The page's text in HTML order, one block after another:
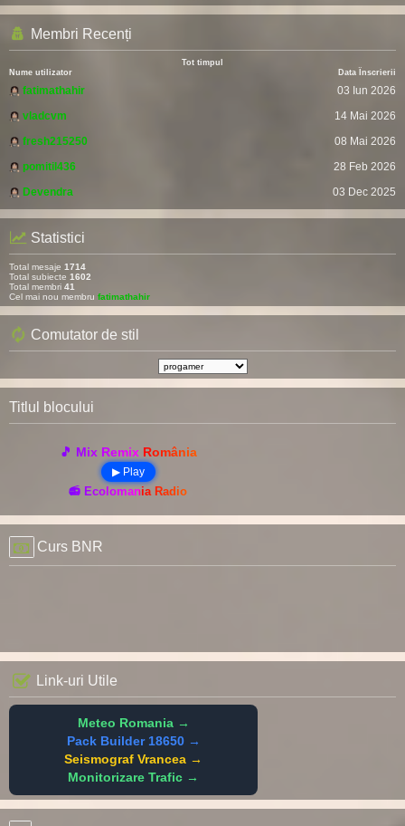
Membri Recenți
Tot timpul
Nume utilizator
Data Înscrierii
fatimathahir
03 Iun 2026
vladcvm
14 Mai 2026
fresh215250
08 Mai 2026
pomitil436
28 Feb 2026
Devendra
03 Dec 2025
Statistici
Total mesaje 1714
Total subiecte 1602
Total membri 41
Cel mai nou membru fatimathahir
Comutator de stil
Titlul blocului
🎵 Mix Remix România
▶ Play
📻 Ecolomania Radio
Curs BNR
Link-uri Utile
Meteo Romania →
Pack Builder 18650 →
Seismograf Vrancea →
Monitorizare Trafic →